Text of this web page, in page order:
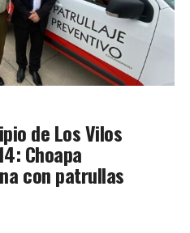
de Los Vilos
Choapa
con patrullas